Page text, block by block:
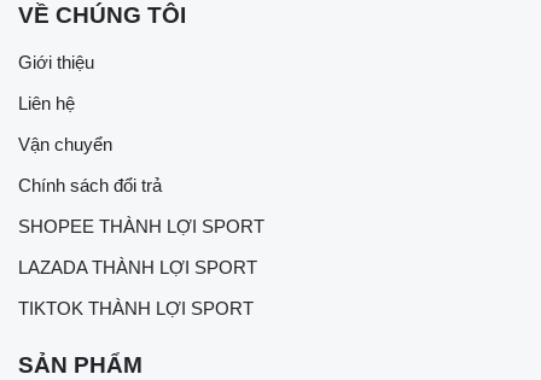
VỀ CHÚNG TÔI
Giới thiệu
Liên hệ
Vận chuyển
Chính sách đổi trả
SHOPEE THÀNH LỢI SPORT
LAZADA THÀNH LỢI SPORT
TIKTOK THÀNH LỢI SPORT
SẢN PHẨM